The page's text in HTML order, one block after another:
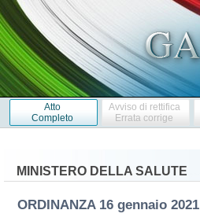
Atto
Completo
Avviso di rettifica
Errata corrige
MINISTERO DELLA SALUTE
ORDINANZA 16 gennaio 2021